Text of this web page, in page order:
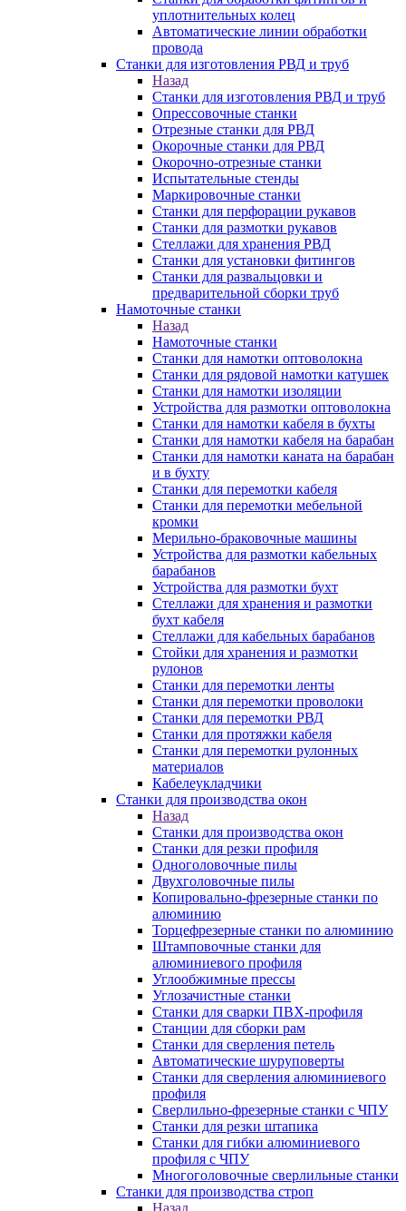
уплотнительных колец
Автоматические линии обработки
провода
Станки для изготовления РВД и труб
Назад
Станки для изготовления РВД и труб
Опрессовочные станки
Отрезные станки для РВД
Окорочные станки для РВД
Окорочно-отрезные станки
Испытательные стенды
Маркировочные станки
Станки для перфорации рукавов
Станки для размотки рукавов
Стеллажи для хранения РВД
Станки для установки фитингов
Станки для развальцовки и
предварительной сборки труб
Намоточные станки
Назад
Намоточные станки
Станки для намотки оптоволокна
Станки для рядовой намотки катушек
Станки для намотки изоляции
Устройства для размотки оптоволокна
Станки для намотки кабеля в бухты
Станки для намотки кабеля на барабан
Станки для намотки каната на барабан
и в бухту
Станки для перемотки кабеля
Станки для перемотки мебельной
кромки
Мерильно-браковочные машины
Устройства для размотки кабельных
барабанов
Устройства для размотки бухт
Стеллажи для хранения и размотки
бухт кабеля
Стеллажи для кабельных барабанов
Стойки для хранения и размотки
рулонов
Станки для перемотки ленты
Станки для перемотки проволоки
Станки для перемотки РВД
Станки для протяжки кабеля
Станки для перемотки рулонных
материалов
Кабелеукладчики
Станки для производства окон
Назад
Станки для производства окон
Станки для резки профиля
Одноголовочные пилы
Двухголовочные пилы
Копировально-фрезерные станки по
алюминию
Торцефрезерные станки по алюминию
Штамповочные станки для
алюминиевого профиля
Углообжимные прессы
Углозачистные станки
Станки для сварки ПВХ-профиля
Станции для сборки рам
Станки для сверления петель
Автоматические шуруповерты
Станки для сверления алюминиевого
профиля
Сверлильно-фрезерные станки с ЧПУ
Станки для резки штапика
Станки для гибки алюминиевого
профиля с ЧПУ
Многоголовочные сверлильные станки
Станки для производства строп
Назад